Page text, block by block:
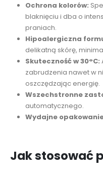
Ochrona kolorów:
blaknięciu i dba o
praniach.
Hipoalergiczna
delikatną skórę,
Skuteczność w 30°C:
zabrudzenia nawet w
oszczędzając energię.
Wszechstronne
automatycznego.
Wydajne
Jak stosować